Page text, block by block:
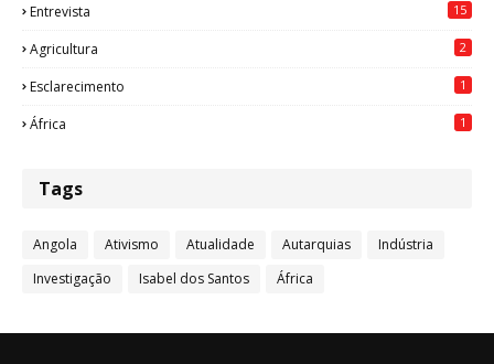
Entrevista 15
Agricultura 2
Esclarecimento 1
África 1
Tags
Angola Ativismo Atualidade Autarquias
Indústria
Investigação
Isabel dos Santos África